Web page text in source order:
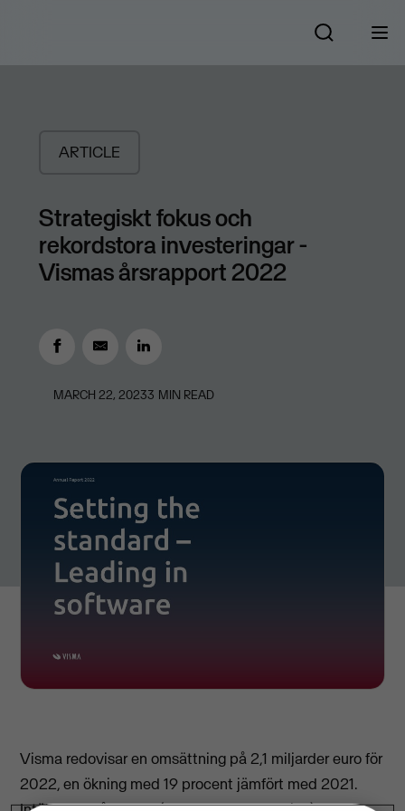
ARTICLE
Strategiskt fokus och
rekordstora investeringar -
Vismas årsrapport 2022
MARCH 22, 20233 MIN READ
Visma redovisar en omsättning på 2,1 miljarder euro för
2022, en ökning med 19 procent jämfört med 2021.